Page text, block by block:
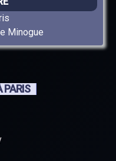
Minogue
PARIS